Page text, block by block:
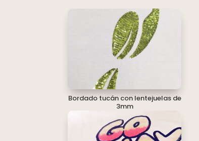
Bordado tucán con lentejuelas de
3mm